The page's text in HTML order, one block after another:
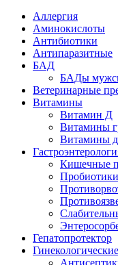
Аллергия
Аминокислоты
Антибиотики
Антипаразитные
БАД
БАДы
Ветеринарные
Витамины
Витамин Д
Витамины
Витамины
Кишечные
Пробиотики
Гепатопротектор